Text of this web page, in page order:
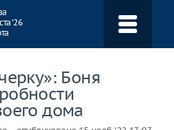
‘26
Боня
дома